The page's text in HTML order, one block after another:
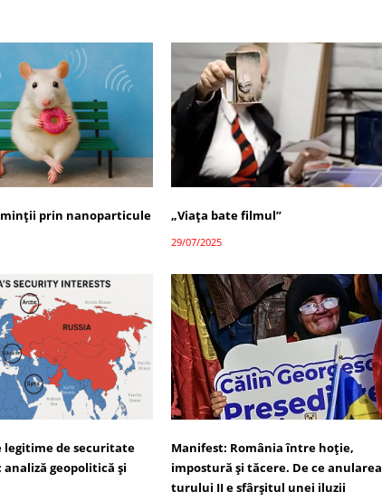
prin nanoparticule „Viața bate filmul”
29/07/2025
legitime de securitate
analiză geopolitică și
Manifest: România între hoție,
impostură și tăcere. De ce anularea
turului II e sfârșitul unei iluzii